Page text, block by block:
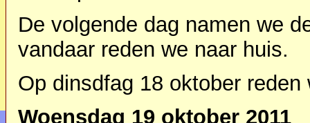
De volgende dag namen we
vandaar reden we naar huis.
Op dinsdfag 18 oktober
Woensdag 19 oktober 2011